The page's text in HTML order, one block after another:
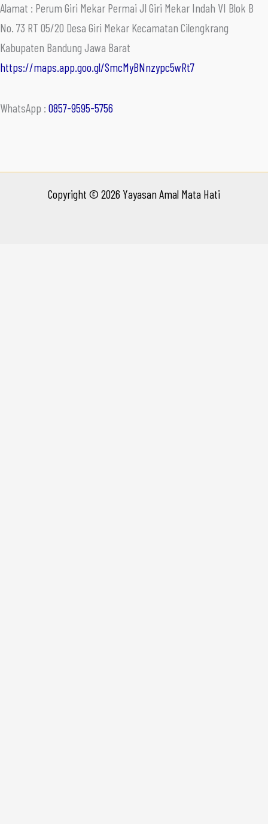
Alamat : Perum Giri Mekar Permai Jl Giri Mekar Indah VI Blok B
No. 73 RT 05/20 Desa Giri Mekar Kecamatan Cilengkrang
Kabupaten Bandung Jawa Barat
https://maps.app.goo.gl/SmcMyBNnzypc5wRt7
WhatsApp : 0857-9595-5756
Copyright © 2026 Yayasan Amal Mata Hati